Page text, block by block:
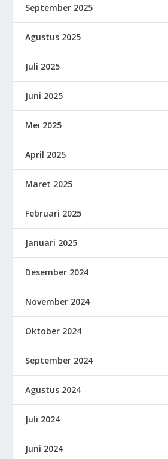
September 2025
Agustus 2025
Juli 2025
Juni 2025
Mei 2025
April 2025
Maret 2025
Februari 2025
Januari 2025
Desember 2024
November 2024
Oktober 2024
September 2024
Agustus 2024
Juli 2024
Juni 2024